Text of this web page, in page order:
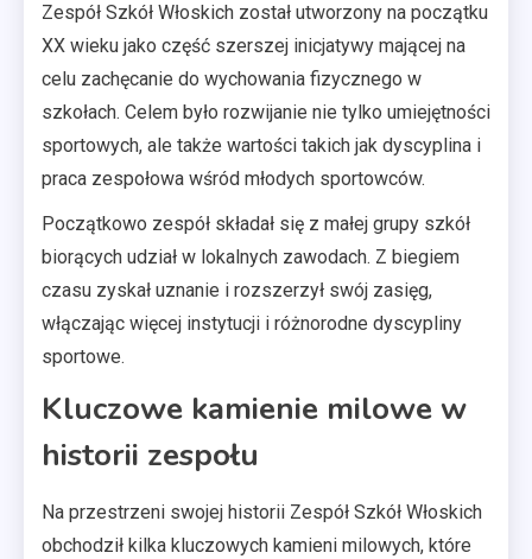
Zespół Szkół Włoskich został utworzony na początku
XX wieku jako część szerszej inicjatywy mającej na
celu zachęcanie do wychowania fizycznego w
szkołach. Celem było rozwijanie nie tylko umiejętności
sportowych, ale także wartości takich jak dyscyplina i
praca zespołowa wśród młodych sportowców.
Początkowo zespół składał się z małej grupy szkół
biorących udział w lokalnych zawodach. Z biegiem
czasu zyskał uznanie i rozszerzył swój zasięg,
włączając więcej instytucji i różnorodne dyscypliny
sportowe.
Kluczowe kamienie milowe w
historii zespołu
Na przestrzeni swojej historii Zespół Szkół Włoskich
obchodził kilka kluczowych kamieni milowych, które